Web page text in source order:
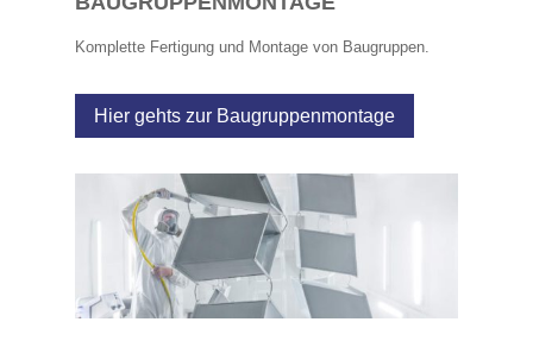
Komplette Fertigung und Montage von Baugruppen.
Hier gehts zur Baugruppenmontage